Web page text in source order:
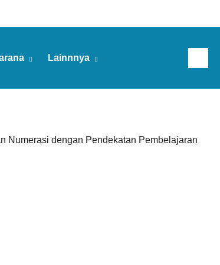
Lainnnya
Numerasi dengan Pendekatan Pembelajaran